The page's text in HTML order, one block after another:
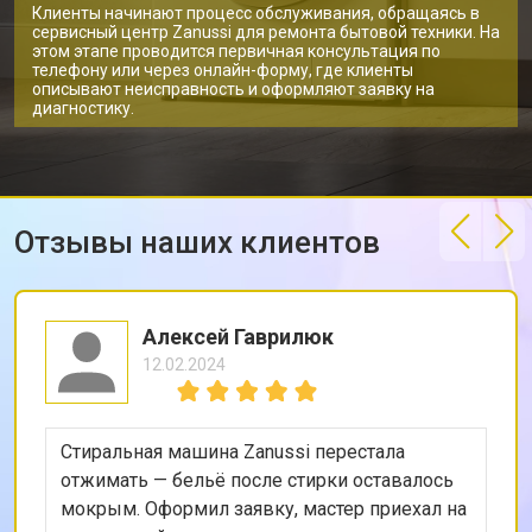
Zanussi
от 3100 ₽ Заказать
Замена амортизаторов от 2000 ₽ Заказать
Замена подшипников от 2800 ₽ Заказать
Ремонт/замена датчика
от 2200 ₽ Заказать
Замена ТЭН стиральной машины
от 2300 ₽ Заказать
Замена заливного клапана от 3250 ₽
Замена заливного шланга
Замена сливного насоса от 3450 ₽
Замена сливного шланга от 2100 ₽ Заказать
Клиенты начинают процесс обслуживания, обращаясь в
сервисный центр Zanussi для ремонта бытовой техники. На
этом этапе проводится первичная консультация по
телефону или через онлайн-форму, где клиенты
описывают неисправность и оформляют заявку на
диагностику.
Отзывы наших клиентов
Алексей Гаврилюк
12.02.2024
Стиральная машина Zanussi перестала
отжимать — бельё после стирки оставалось
мокрым. Оформил заявку, мастер приехал на